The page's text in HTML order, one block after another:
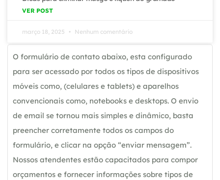
VER POST
março 18, 2025 Nenhum comentário
O formulário de contato abaixo, esta configurado
para ser acessado por todos os tipos de dispositivos
móveis como, (celulares e tablets) e aparelhos
convencionais como, notebooks e desktops. O envio
de email se tornou mais simples e dinâmico, basta
preencher corretamente todos os campos do
formulário, e clicar na opção “enviar mensagem”.
Nossos atendentes estão capacitados para compor
orçamentos e fornecer informações sobre tipos de